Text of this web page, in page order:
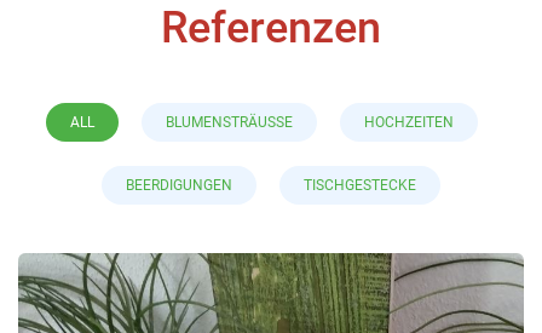
Referenzen
ALL BLUMENSTRÄUSSE HOCHZEITEN
BEERDIGUNGEN TISCHGESTECKE